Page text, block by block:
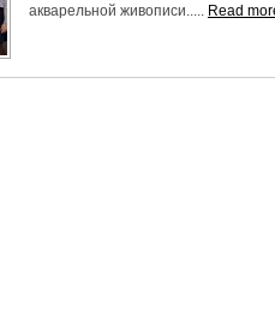
акварельной живописи..... Read